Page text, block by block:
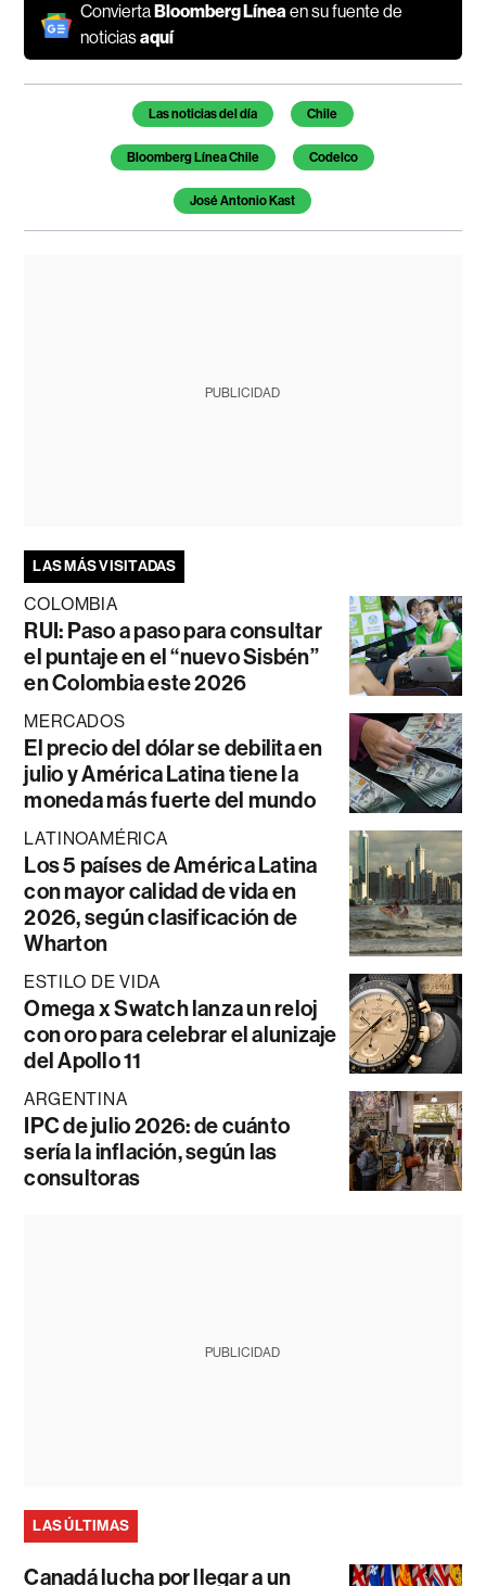
Convierta Bloomberg Líneaen su fuente de
noticiasaquí
Temas de este artículo
Las noticias del día Chile
Bloomberg Línea Chile Codelco
José Antonio Kast
PUBLICIDAD
LAS MÁS VISITADAS
COLOMBIA
RUI: Paso a paso para consultar
el puntaje en el “nuevo Sisbén”
en Colombia este 2026
MERCADOS
El precio del dólar se debilita en
julio y América Latina tiene la
moneda más fuerte del mundo
LATINOAMÉRICA
Los 5 países de América Latina
con mayor calidad de vida en
2026, según clasificación de
Wharton
ESTILO DE VIDA
Omega x Swatch lanza un reloj
con oro para celebrar el alunizaje
del Apollo 11
ARGENTINA
IPC de julio 2026: de cuánto
sería la inflación, según las
consultoras
PUBLICIDAD
LAS ÚLTIMAS
Canadá lucha por llegar a un